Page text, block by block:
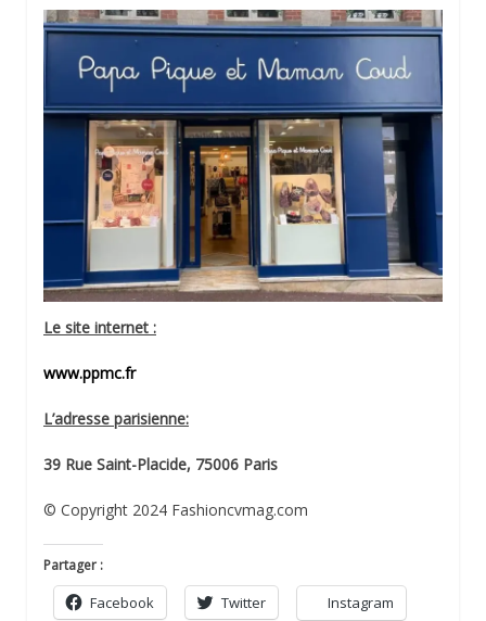
Le site internet :
www.ppmc.fr
L’adresse parisienne:
39 Rue Saint-Placide, 75006 Paris
© Copyright 2024 Fashioncvmag.com
Partager :
Facebook Twitter Instagram